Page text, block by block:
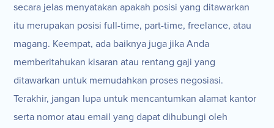
secara jelas menyatakan apakah posisi yang ditawarkan
itu merupakan posisi full-time, part-time, freelance, atau
magang. Keempat, ada baiknya juga jika Anda
memberitahukan kisaran atau rentang gaji yang
ditawarkan untuk memudahkan proses negosiasi.
Terakhir, jangan lupa untuk mencantumkan alamat kantor
serta nomor atau email yang dapat dihubungi oleh